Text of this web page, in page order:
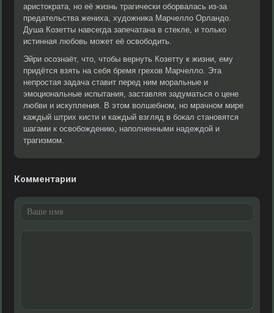
аристократа, но её жизнь трагически оборвалась из-за
предательства жениха, художника Марчелло Орландо.
Душа Козетты навсегда запечатана в стекле, и только
истинная любовь может её освободить.
Эйри осознаёт, что, чтобы вернуть Козетту к жизни, ему
придётся взять на себя бремя грехов Марчелло. Эта
непростая задача ставит перед ним моральные и
эмоциональные испытания, заставляя задуматься о цене
любви и искупления. В этом волшебном, но мрачном мире
каждый штрих кисти и каждый взгляд в бокал становятся
шагами к освобождению, наполненными надеждой и
трагизмом.
Комментарии